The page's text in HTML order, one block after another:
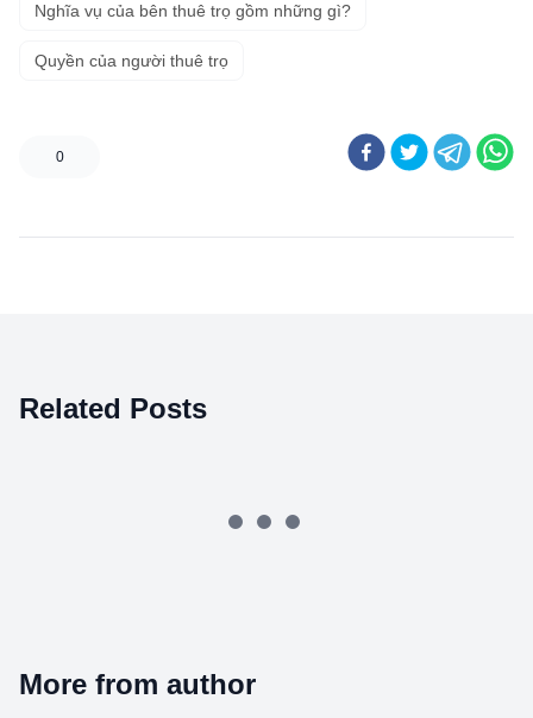
Nghĩa vụ của bên thuê trọ gồm những gì?
Quyền của người thuê trọ
0
Related Posts
More from author